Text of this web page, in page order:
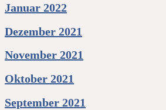
Januar 2022
Dezember 2021
November 2021
Oktober 2021
September 2021